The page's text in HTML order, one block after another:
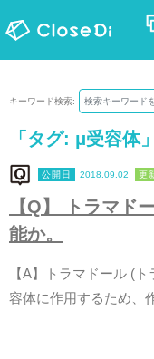
キーワード検索:
「タグ: μ受容体
2018.09.02
【Q】 ト ラマ ドー
能か。
【A】 ト ラマ ドール ( ト
容体に作用するため